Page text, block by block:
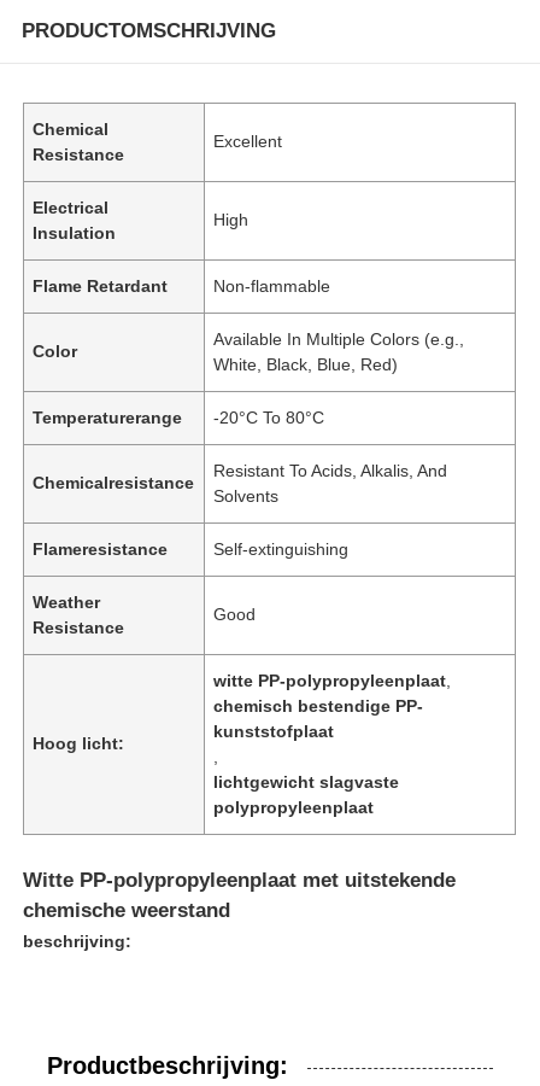
PRODUCTOMSCHRIJVING
Chemical
Resistance
Excellent
Electrical
Insulation
High
Flame Retardant Non-flammable
Color
Available In Multiple Colors (e.g.,
White, Black, Blue, Red)
Temperaturerange -20°C To 80°C
Chemicalresistance
Resistant To Acids, Alkalis, And
Solvents
Flameresistance Self-extinguishing
Weather
Resistance
Good
Hoog licht:
witte PP-polypropyleenplaat
chemisch bestendige PP-
kunststofplaat
lichtgewicht slagvaste
polypropyleenplaat
Witte PP-polypropyleenplaat met uitstekende
chemische weerstand
beschrijving:
Productbeschrijving: